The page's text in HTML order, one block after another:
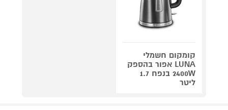
קומקום חשמלי
LUNA אפור בהספק
2400W בנפח 1.7
ליטר